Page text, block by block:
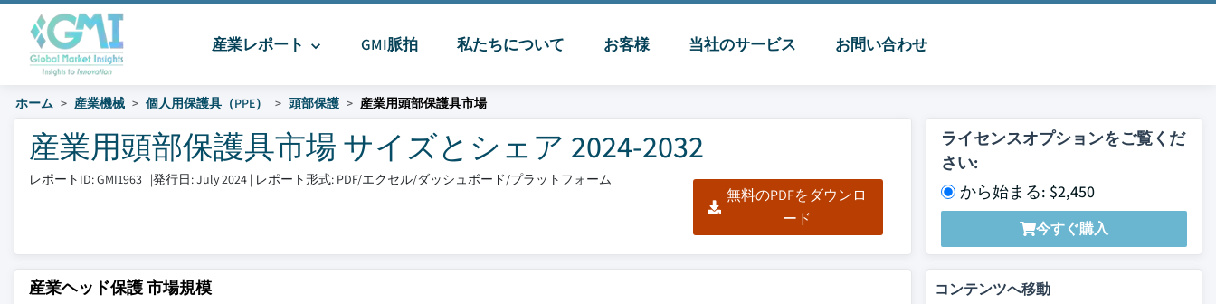
産業レポート GMI脈拍 私たちについて お客様 当社のサービス お問い合わせ
ホーム 産業機械 個人用保護具（PPE） 頭部保護 産業用頭部保護具市場
産業用頭部保護具市場 サイズとシェア 2024-2032
レポートID: GMI1963 |発行日: July 2024 | レポート形式: PDF/エクセル/ダッシュボード/プラットフォーム
無料のPDFをダウンロ
ード
ライセンスオプションをご覧くだ
さい:
から始まる: $2,450
今すぐ購入
産業ヘッド保護 市場規模
コンテンツへ移動